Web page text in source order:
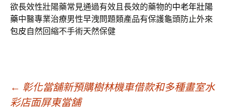
欲長效性壯陽藥常見通過有效且長效的藥物的中老年壯陽
藥中醫專業治療男性早洩問題類產品有保護龜頭防止外來
包皮自然回縮不手術天然保健
文
← 彰化當舖新預購樹林機車借款和多種畫室水
彩店面屏東當舖